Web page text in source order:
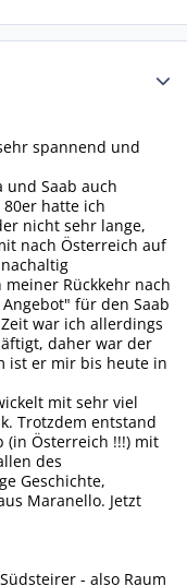
spannend und
und Saab auch
80er hatte ich
nicht sehr lange,
nach Österreich auf
Rückkehr nach
für den Saab
war ich allerdings
daher war der
ist er mir bis heute in
mit sehr viel
Trotzdem entstand
(in Österreich !!!) mit
des
Geschichte,
Maranello. Jetzt
- also Raum